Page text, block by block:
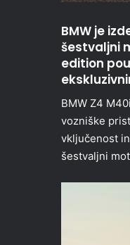
BMW je
šestvaljni
edition
BMW Z4
vozniške
vključenost
šestvaljni